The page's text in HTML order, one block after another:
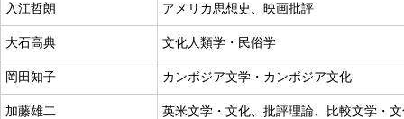
入江哲朗 アメリカ思想史、映画批評
大石高典 文化人類学・民俗学
岡田知子 カンボジア文学・カンボジア文化
加藤雄二 英米文学・文化、批評理論、比較文学・